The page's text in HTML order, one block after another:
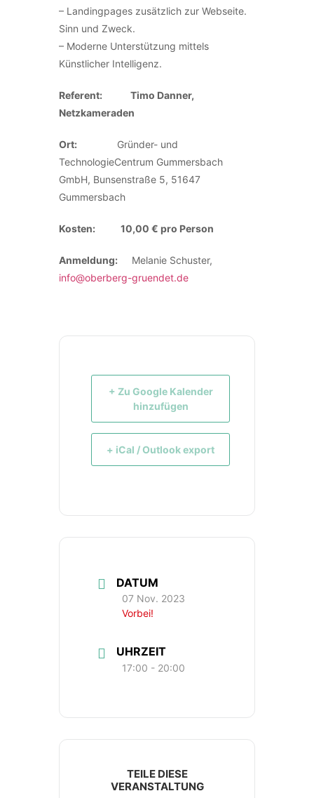
– Landingpages zusätzlich zur Webseite.
Sinn und Zweck.
– Moderne Unterstützung mittels
Künstlicher Intelligenz.
Referent:
Timo Danner,
Netzkameraden
Ort: Gründer- und
TechnologieCentrum Gummersbach
GmbH, Bunsenstraße 5, 51647
Gummersbach
Kosten: 10,00 € pro Person
Anmeldung: Melanie Schuster,
info@oberberg-gruendet.de
+ Zu Google Kalender
hinzufügen
+ iCal / Outlook export
DATUM
07 Nov. 2023
Vorbei!
UHRZEIT
17:00 - 20:00
TEILE DIESE
VERANSTALTUNG